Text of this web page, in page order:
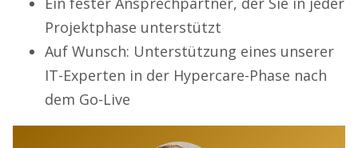
Projektphase unterstützt
Auf Wunsch: Unterstützung eines unserer
IT-Experten in der Hypercare-Phase nach
dem Go-Live